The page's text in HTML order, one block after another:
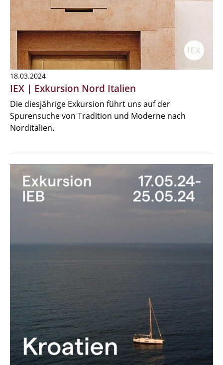
18.03.2024
IEX | Exkursion Nord Italien
Die diesjährige Exkursion führt uns auf der
Spurensuche von Tradition und Moderne nach
Norditalien.